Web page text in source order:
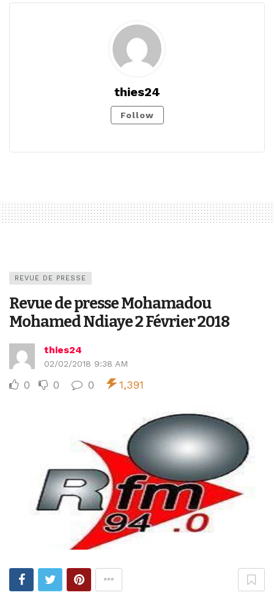
thies24
Follow
REVUE DE PRESSE
Revue de presse Mohamadou
Mohamed Ndiaye 2 Février 2018
thies24
02/02/2018 9:38 AM
0 0 0 1,391